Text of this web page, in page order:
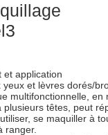
et application
et lèvres dorés/
multifonctionnelle, en
plusieurs têtes, peut
se maquiller à
ranger.